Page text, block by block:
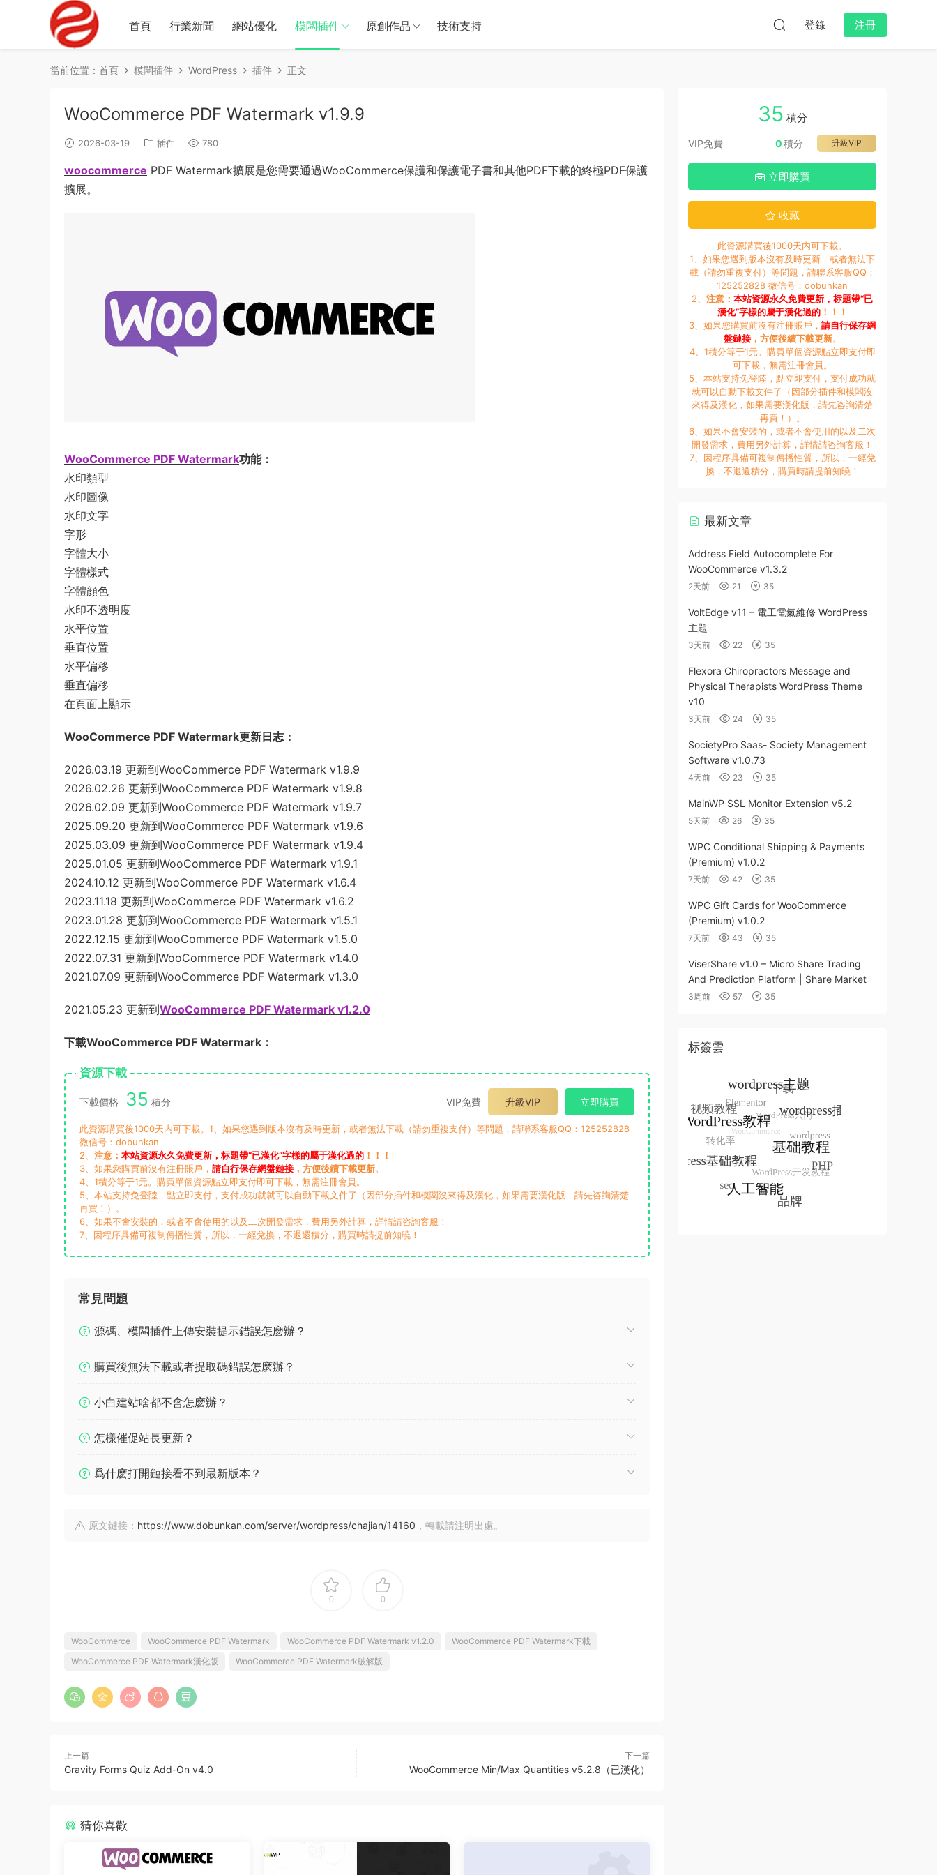
首頁 行業新聞 網站優化 模闆插件 原創作品 技術支持 登錄 注冊
當前位置： 首頁 模闆插件 WordPress 插件 正文
WooCommerce PDF Watermark v1.9.9
2026-03-19 插件 780
woocommerce PDF Watermark擴展是您需要通過WooCommerce保護和保護電子書和其他PDF下載的終極PDF保護
擴展。
WooCommerce PDF Watermark功能：
水印類型
水印圖像
水印文字
字形
字體大小
字體樣式
字體顔色
水印不透明度
水平位置
垂直位置
水平偏移
垂直偏移
在頁面上顯示
WooCommerce PDF Watermark更新日志：
2026.03.19 更新到WooCommerce PDF Watermark v1.9.9
2026.02.26 更新到WooCommerce PDF Watermark v1.9.8
2026.02.09 更新到WooCommerce PDF Watermark v1.9.7
2025.09.20 更新到WooCommerce PDF Watermark v1.9.6
2025.03.09 更新到WooCommerce PDF Watermark v1.9.4
2025.01.05 更新到WooCommerce PDF Watermark v1.9.1
2024.10.12 更新到WooCommerce PDF Watermark v1.6.4
2023.11.18 更新到WooCommerce PDF Watermark v1.6.2
2023.01.28 更新到WooCommerce PDF Watermark v1.5.1
2022.12.15 更新到WooCommerce PDF Watermark v1.5.0
2022.07.31 更新到WooCommerce PDF Watermark v1.4.0
2021.07.09 更新到WooCommerce PDF Watermark v1.3.0
2021.05.23 更新到WooCommerce PDF Watermark v1.2.0
下載WooCommerce PDF Watermark：
資源下載
下載價格 35 積分 VIP免費 升級VIP 立即購買
此資源購買後1000天内可下載。1、如果您遇到版本沒有及時更新，或者無法下載（請勿重複支付）等問題，請聯系客服QQ：125252828
微信号：dobunkan
2、 注意： 本站資源永久免費更新，标題帶“已漢化”字樣的屬于漢化過的 ！！！
3、如果您購買前沒有注冊賬戶， 請自行保存網盤鏈接 ，方便後續下載更新。
4、1積分等于1元。購買單個資源點立即支付即可下載，無需注冊會員。
5、本站支持免登陸，點立即支付，支付成功就就可以自動下載文件了（因部分插件和模闆沒來得及漢化，如果需要漢化版，請先咨詢清楚
再買！）。
6、如果不會安裝的，或者不會使用的以及二次開發需求，費用另外計算，詳情請咨詢客服！
7、因程序具備可複制傳播性質，所以，一經兌換，不退還積分，購買時請提前知曉！
常見問題
源碼、模闆插件上傳安裝提示錯誤怎麽辦？
購買後無法下載或者提取碼錯誤怎麽辦？
小白建站啥都不會怎麽辦？
怎樣催促站長更新？
爲什麽打開鏈接看不到最新版本？
原文鏈接： https://www.dobunkan.com/server/wordpress/chajian/14160 ，轉載請注明出處。
0 0
WooCommerce WooCommerce PDF Watermark WooCommerce PDF Watermark v1.2.0
WooCommerce PDF Watermark下載
WooCommerce PDF Watermark漢化版
WooCommerce PDF Watermark破解版
上一篇
Gravity Forms Quiz Add-On v4.0
下一篇
WooCommerce Min/Max Quantities v5.2.8（已漢化）
猜你喜歡
35 積分
VIP免費 升級VIP
0積分
立即購買
收藏
此資源購買後1000天内可下載。
1、如果您遇到版本沒有及時更新，或者無法下
載（請勿重複支付）等問題，請聯系客服QQ：
125252828 微信号：dobunkan
2、 注意： 本站資源永久免費更新，标題帶“已
漢化”字樣的屬于漢化過的！！！
3、如果您購買前沒有注冊賬戶， 請自行保存網
盤鏈接，方便後續下載更新。
4、1積分等于1元。購買單個資源點立即支付即
可下載，無需注冊會員。
5、本站支持免登陸，點立即支付，支付成功就
就可以自動下載文件了（因部分插件和模闆沒
來得及漢化，如果需要漢化版，請先咨詢清楚
再買！）。
6、如果不會安裝的，或者不會使用的以及二次
開發需求，費用另外計算，詳情請咨詢客服！
7、因程序具備可複制傳播性質，所以，一經兌
換，不退還積分，購買時請提前知曉！
最新文章
Address Field Autocomplete For
WooCommerce v1.3.2
2天前 21 35
VoltEdge v11 – 電工電氣維修 WordPress
主題
3天前 22 35
Flexora Chiropractors Message and
Physical Therapists WordPress Theme
v10
3天前 24 35
SocietyPro Saas- Society Management
Software v1.0.73
4天前 23 35
MainWP SSL Monitor Extension v5.2
5天前 26 35
WPC Conditional Shipping & Payments
(Premium) v1.0.2
7天前 42 35
WPC Gift Cards for WooCommerce
(Premium) v1.0.2
7天前 43 35
ViserShare v1.0 – Micro Share Trading
And Prediction Platform | Share Market
3周前 57 35
标簽雲